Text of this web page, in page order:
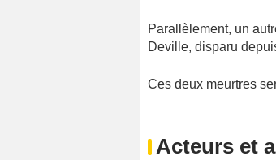
Parallèlement, un
Deville, disparu
Ces deux meurtres
Acteurs et